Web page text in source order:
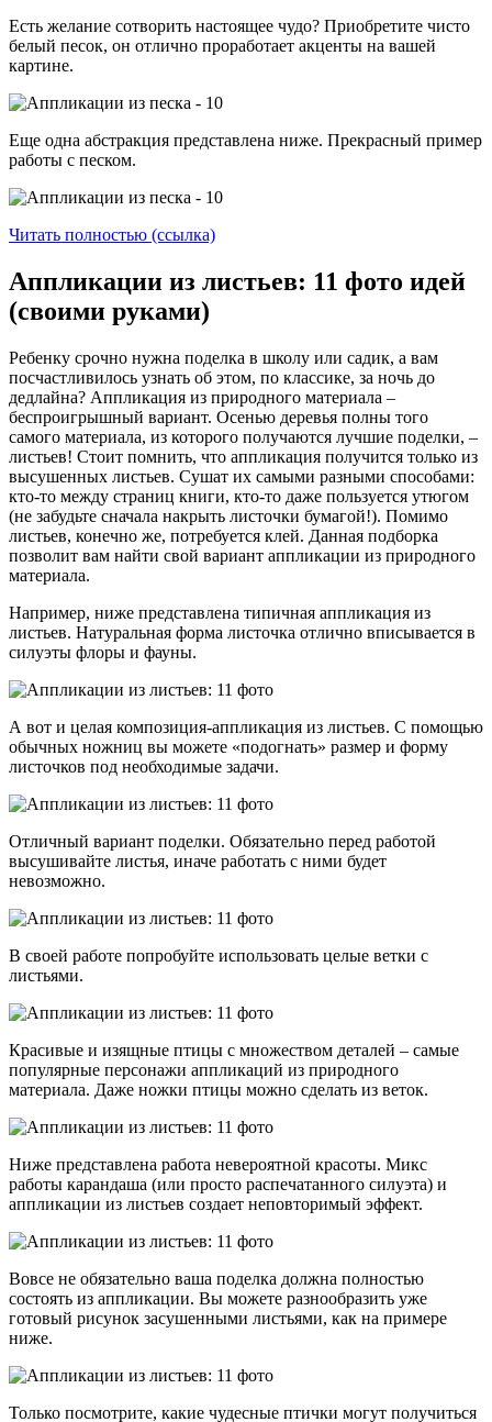
Есть желание сотворить настоящее чудо? Приобретите чисто
белый песок, он отлично проработает акценты на вашей
картине.
Еще одна абстракция представлена ниже. Прекрасный пример
работы с песком.
Читать полностью (ссылка)
Аппликации из листьев: 11 фото идей
(своими руками)
Ребенку срочно нужна поделка в школу или садик, а вам
посчастливилось узнать об этом, по классике, за ночь до
дедлайна? Аппликация из природного материала –
беспроигрышный вариант. Осенью деревья полны того
самого материала, из которого получаются лучшие поделки, –
листьев! Стоит помнить, что аппликация получится только из
высушенных листьев. Сушат их самыми разными способами:
кто-то между страниц книги, кто-то даже пользуется утюгом
(не забудьте сначала накрыть листочки бумагой!). Помимо
листьев, конечно же, потребуется клей. Данная подборка
позволит вам найти свой вариант аппликации из природного
материала.
Например, ниже представлена типичная аппликация из
листьев. Натуральная форма листочка отлично вписывается в
силуэты флоры и фауны.
А вот и целая композиция-аппликация из листьев. С помощью
обычных ножниц вы можете «подогнать» размер и форму
листочков под необходимые задачи.
Отличный вариант поделки. Обязательно перед работой
высушивайте листья, иначе работать с ними будет
невозможно.
В своей работе попробуйте использовать целые ветки с
листьями.
Красивые и изящные птицы с множеством деталей – самые
популярные персонажи аппликаций из природного
материала. Даже ножки птицы можно сделать из веток.
Ниже представлена работа невероятной красоты. Микс
работы карандаша (или просто распечатанного силуэта) и
аппликации из листьев создает неповторимый эффект.
Вовсе не обязательно ваша поделка должна полностью
состоять из аппликации. Вы можете разнообразить уже
готовый рисунок засушенными листьями, как на примере
ниже.
Только посмотрите, какие чудесные птички могут получиться